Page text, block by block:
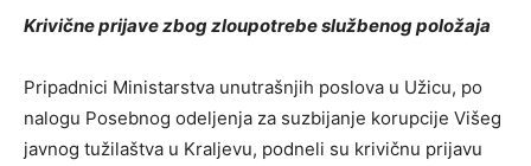
Krivične prijave zbog zloupotrebe službenog položaja
Pripadnici Ministarstva unutrašnjih poslova u Užicu, po
nalogu Posebnog odeljenja za suzbijanje korupcije Višeg
javnog tužilaštva u Kraljevu, podneli su krivičnu prijavu